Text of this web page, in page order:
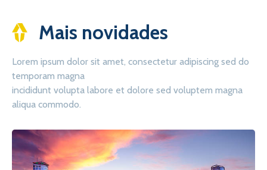
Mais novidades
Lorem ipsum dolor sit amet, consectetur adipiscing sed do
temporam magna
incididunt volupta labore et dolore sed voluptem magna
aliqua commodo.